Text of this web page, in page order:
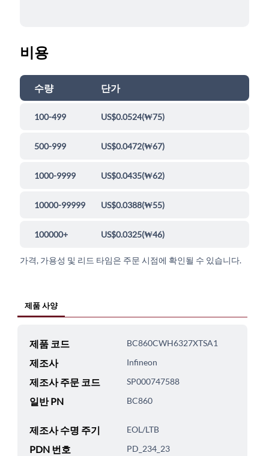
비용
수량 단가
100-499 US$0.0524(₩75)
500-999 US$0.0472(₩67)
1000-9999 US$0.0435(₩62)
10000-99999 US$0.0388(₩55)
100000+ US$0.0325(₩46)
가격, 가용성 및 리드 타임은 주문 시점에 확인될 수 있습니다.
제품 사양
제품 코드 BC860CWH6327XTSA1
제조사 Infineon
제조사 주문 코드 SP000747588
일반 PN BC860
제조사 수명 주기 EOL/LTB
PDN 번호 PD_234_23